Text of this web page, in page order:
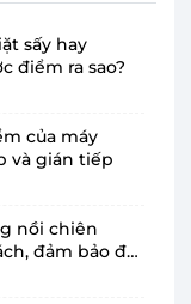
chín nhanh
sấy hay
điểm ra sao?
của máy
và gián tiếp
nồi chiên
đảm bảo độ